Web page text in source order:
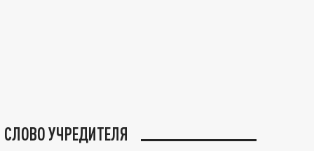
СЛОВО УЧРЕДИТЕЛЯ